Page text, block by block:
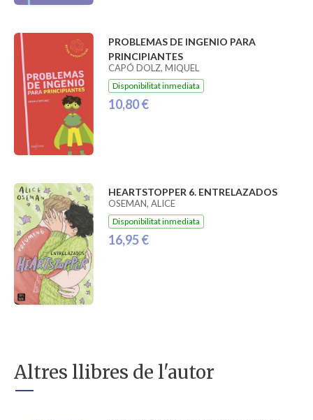
PROBLEMAS DE INGENIO PARA
PRINCIPIANTES
CAPÓ DOLZ, MIQUEL
Disponibilitat inmediata
10,80 €
HEARTSTOPPER 6. ENTRELAZADOS
OSEMAN, ALICE
Disponibilitat inmediata
16,95 €
Altres llibres de l'autor